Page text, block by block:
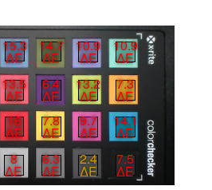
15.3
∆E
14.7
∆E
10.9
∆E
10.9
∆E
13.5
∆E
6.4
∆E
13.2
∆E
7.3
∆E
16
∆E
7.8
∆E
9.7
∆E
14.1
∆E
8
∆E
6.3
∆E
2.4
∆E
7.5
∆E